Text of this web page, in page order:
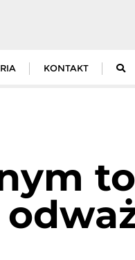
KONTAKT